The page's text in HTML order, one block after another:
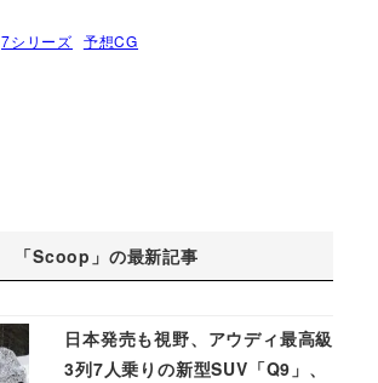
7シリーズ 予想CG
「Scoop」の最新記事
日本発売も視野、アウディ最高級
3列7人乗りの新型SUV「Q9」、